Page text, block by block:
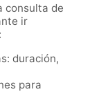
consulta de
ir
duración,
para